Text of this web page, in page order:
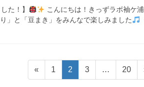
た！】 こんにちは！きっずラボ袖ケ
」と「豆まき」をみんなで楽しみました
«
固
定
1
固
定
2
固
定
3 …
固
定
20